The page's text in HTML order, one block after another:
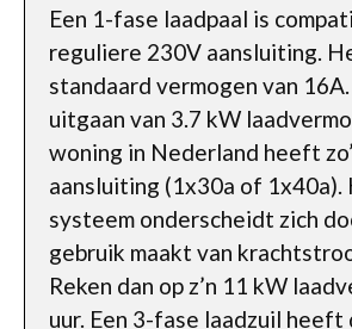
Een 1-fase laadpaal is
reguliere 230V aansluiting.
standaard vermogen van
uitgaan van 3.7 kW
woning in Nederland heeft
aansluiting (1x30a of
systeem onderscheidt zich
gebruik maakt van
Reken dan op z’n 11 kW
uur. Een 3-fase laadzuil heeft